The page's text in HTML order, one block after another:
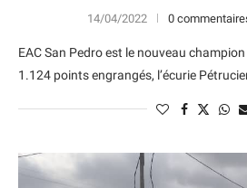
14/04/2022 0
EAC San Pedro est le nouveau
1.124 points engrangés, l’écurie